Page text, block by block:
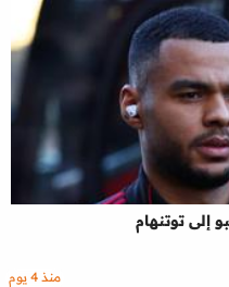
إلى توتنهام
منذ 4 يوم